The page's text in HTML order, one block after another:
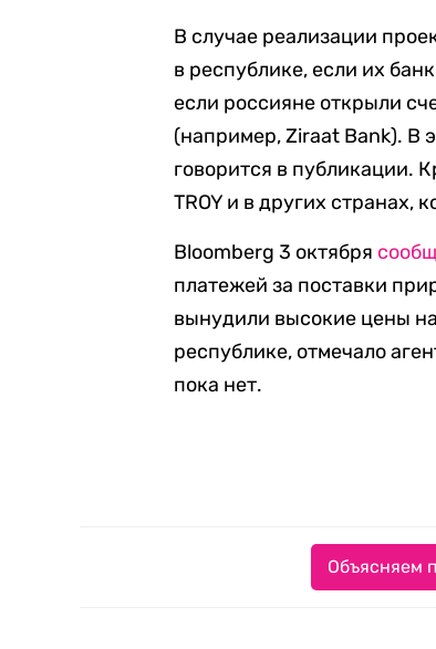
В случае реализации
в республике, если их
если россияне открыли
(например, Ziraat Bank). В
говорится в публикации.
TROY и в других странах,
Bloomberg 3 октября
платежей за поставки
вынудили высокие цены
республике, отмечало
пока нет.
Объясняем